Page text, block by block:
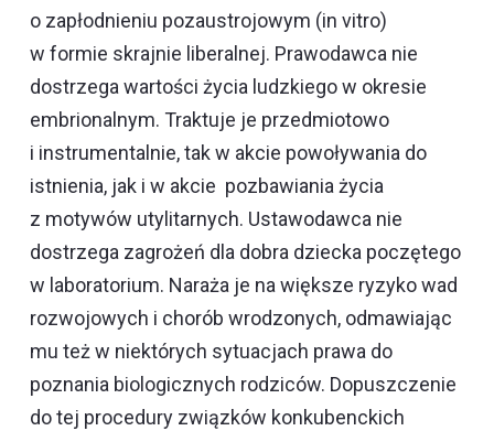
o zapłodnieniu pozaustrojowym (in vitro)
w formie skrajnie liberalnej. Prawodawca nie
dostrzega wartości życia ludzkiego w okresie
embrionalnym. Traktuje je przedmiotowo
i instrumentalnie, tak w akcie powoływania do
istnienia, jak i w akcie pozbawiania życia
z motywów utylitarnych. Ustawodawca nie
dostrzega zagrożeń dla dobra dziecka poczętego
w laboratorium. Naraża je na większe ryzyko wad
rozwojowych i chorób wrodzonych, odmawiając
mu też w niektórych sytuacjach prawa do
poznania biologicznych rodziców. Dopuszczenie
do tej procedury związków konkubenckich